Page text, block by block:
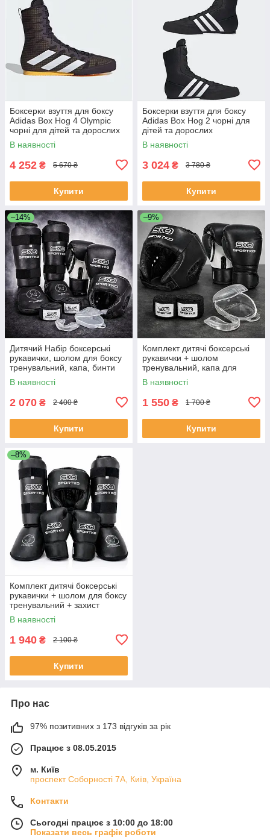
Боксерки взуття для боксу
Adidas Box Hog 4 Olympic
чорні для дітей та дорослих
В наявності
4 252 ₴ 5 670 ₴
Купити
Боксерки взуття для боксу
Adidas Box Hog 2 чорні для
дітей та дорослих
В наявності
3 024 ₴ 3 780 ₴
Купити
–14%
Дитячий Набір боксерські
рукавички, шолом для боксу
тренувальний, капа, бинти
захист гомілки та стопи
Sportko
В наявності
2 070 ₴ 2 400 ₴
Купити
–9%
Комплект дитячі боксерські
рукавички + шолом
тренувальний, капа для
боксу та бінти Sportko
В наявності
1 550 ₴ 1 700 ₴
Купити
–8%
Комплект дитячі боксерські
рукавички + шолом для боксу
тренувальний + захист
гомілки та стопи Sportko
В наявності
1 940 ₴ 2 100 ₴
Купити
Про нас
97% позитивних з 173 відгуків за рік
Працює з 08.05.2015
м. Київ
проспект Соборності 7А, Київ, Україна
Контакти
Сьогодні працює з 10:00 до 18:00
Показати весь графік роботи